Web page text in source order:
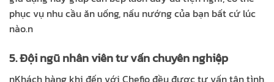
phục vụ nhu cầu ăn uống, nấu nướng của bạn bất cứ lúc
nào.n
5. Đội ngũ nhân viên tư vấn chuyên nghiệp
nKhách hàng khi đến với Chefio đều được tư vấn tận tình